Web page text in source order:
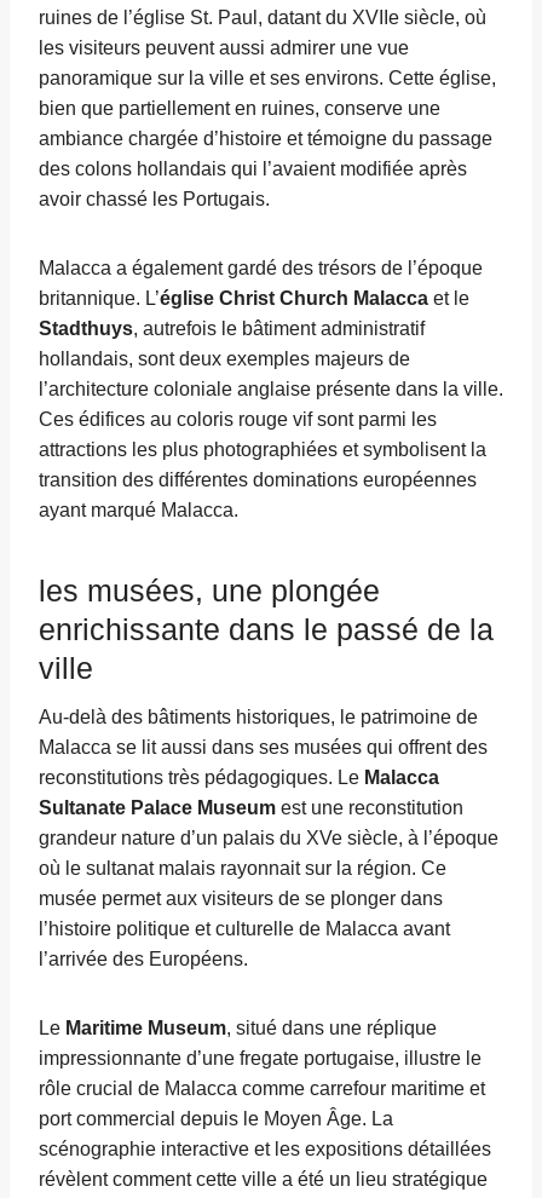
ruines de l’église St. Paul, datant du XVIIe siècle, où
les visiteurs peuvent aussi admirer une vue
panoramique sur la ville et ses environs. Cette église,
bien que partiellement en ruines, conserve une
ambiance chargée d’histoire et témoigne du passage
des colons hollandais qui l’avaient modifiée après
avoir chassé les Portugais.
Malacca a également gardé des trésors de l’époque
britannique. L’église Christ Church Malacca et le
Stadthuys, autrefois le bâtiment administratif
hollandais, sont deux exemples majeurs de
l’architecture coloniale anglaise présente dans la ville.
Ces édifices au coloris rouge vif sont parmi les
attractions les plus photographiées et symbolisent la
transition des différentes dominations européennes
ayant marqué Malacca.
les musées, une plongée
enrichissante dans le passé de la
ville
Au-delà des bâtiments historiques, le patrimoine de
Malacca se lit aussi dans ses musées qui offrent des
reconstitutions très pédagogiques. Le Malacca
Sultanate Palace Museum est une reconstitution
grandeur nature d’un palais du XVe siècle, à l’époque
où le sultanat malais rayonnait sur la région. Ce
musée permet aux visiteurs de se plonger dans
l’histoire politique et culturelle de Malacca avant
l’arrivée des Européens.
Le Maritime Museum, situé dans une réplique
impressionnante d’une fregate portugaise, illustre le
rôle crucial de Malacca comme carrefour maritime et
port commercial depuis le Moyen Âge. La
scénographie interactive et les expositions détaillées
révèlent comment cette ville a été un lieu stratégique